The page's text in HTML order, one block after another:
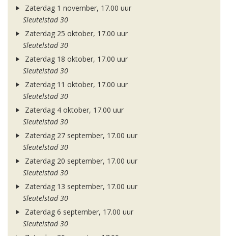
Zaterdag 1 november, 17.00 uur
Sleutelstad 30
Zaterdag 25 oktober, 17.00 uur
Sleutelstad 30
Zaterdag 18 oktober, 17.00 uur
Sleutelstad 30
Zaterdag 11 oktober, 17.00 uur
Sleutelstad 30
Zaterdag 4 oktober, 17.00 uur
Sleutelstad 30
Zaterdag 27 september, 17.00 uur
Sleutelstad 30
Zaterdag 20 september, 17.00 uur
Sleutelstad 30
Zaterdag 13 september, 17.00 uur
Sleutelstad 30
Zaterdag 6 september, 17.00 uur
Sleutelstad 30